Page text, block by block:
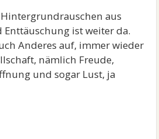
aus
Enttäuschung ist weiter da.
Anderes auf, immer wieder
nämlich Freude,
und sogar Lust, ja